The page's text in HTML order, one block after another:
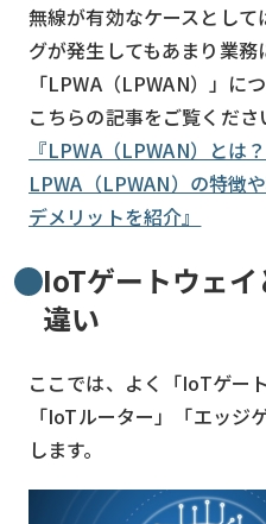
無線が有効なケースとし
グが発生してもあまり業務
「LPWA（LPWAN）」に
こちらの記事をご覧くださ
『LPWA（LPWAN）とは
LPWA（LPWAN）の特徴
デメリットを紹介』
IoTゲートウェ
違い
ここでは、よく「IoTゲー
「IoTルーター」「エッジ
します。